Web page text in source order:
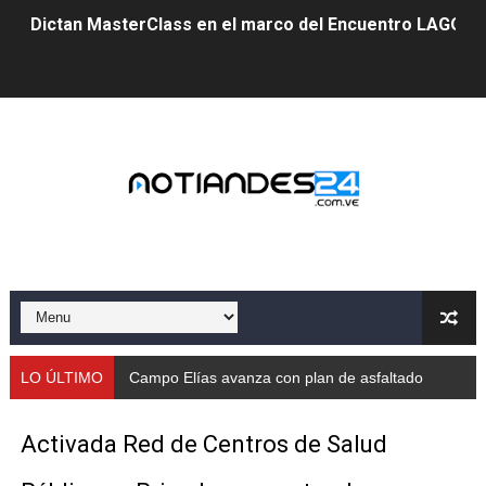
Dictan MasterClass en el marco del Encuentro LAGO
Gobernador Arnaldo Sánchez apadrina a más de 993
Mérida fortalece su reserva deportiva de cara a
Gobernación de Mérida instalará mesa de trabajo con
LO ÚLTIMO Campo Elías avanza con plan de asfaltado
Activada Red de Centros de Salud